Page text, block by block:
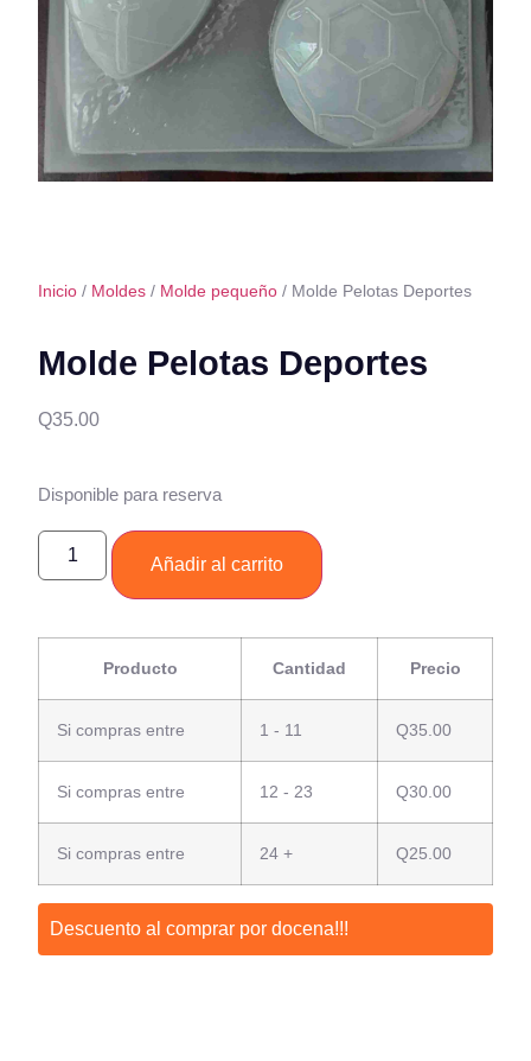
Inicio / Moldes / Molde pequeño / Molde Pelotas Deportes
Molde Pelotas Deportes
Q35.00
Disponible para reserva
Añadir al carrito
Producto Cantidad Precio
Si compras entre 1 - 11 Q35.00
Si compras entre 12 - 23 Q30.00
Si compras entre 24 + Q25.00
Descuento al comprar por docena!!!